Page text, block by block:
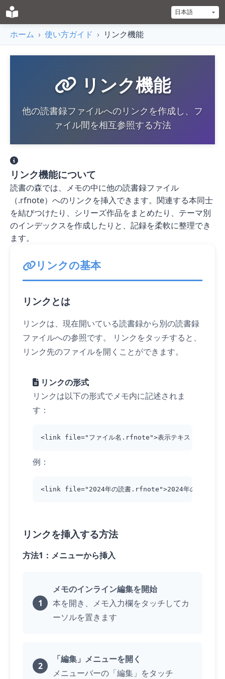
ホーム › 使い方ガイド › リンク機能
リンク機能
他の読書録ファイルへのリンクを作成し、フ
ァイル間を相互参照する方法
リンク機能について
読書の森では、メモの中に他の読書録ファイル
（.rfnote）へのリンクを挿入できます。関連する本同士
を結びつけたり、シリーズ作品をまとめたり、テーマ別
のインデックスを作成したりと、記録を柔軟に整理でき
ます。
リンクの基本
リンクとは
リンクは、現在開いている読書録から別の読書録
ファイルへの参照です。 リンクをタッチすると、
リンク先のファイルを開くことができます。
リンクの形式
リンクは以下の形式でメモ内に記述されま
す：
<link file="ファイル名.rfnote">表示テキスト</link>
例：
<link file="2024年の読書.rfnote">2024年の記録は
リンクを挿入する方法
方法1：メニューから挿入
メモのインライン編集を開始
本を開き、メモ入力欄をタッチしてカ
ーソルを置きます
「編集」メニューを開く
メニューバーの「編集」をタッチ